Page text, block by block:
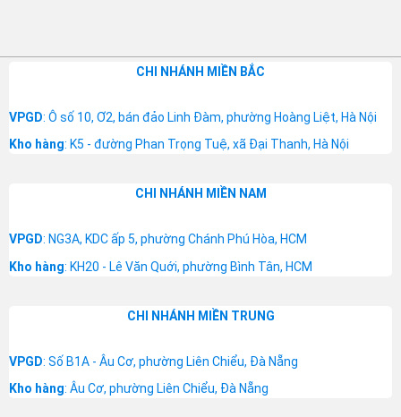
CHI NHÁNH MIỀN BẮC
VPGD: Ô số 10, Ơ2, bán đảo Linh Đàm, phường Hoàng Liệt, Hà Nội
Kho hàng: K5 - đường Phan Trọng Tuệ, xã Đại Thanh, Hà Nội
CHI NHÁNH MIỀN NAM
VPGD: NG3A, KDC ấp 5, phường Chánh Phú Hòa, HCM
Kho hàng: KH20 - Lê Văn Quới, phường Bình Tân, HCM
CHI NHÁNH MIỀN TRUNG
VPGD: Số B1A - Âu Cơ, phường Liên Chiểu, Đà Nẵng
Kho hàng: Âu Cơ, phường Liên Chiểu, Đà Nẵng